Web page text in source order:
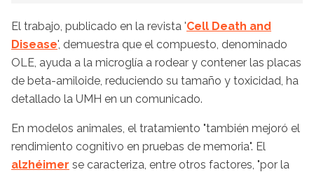
El trabajo, publicado en la revista 'Cell Death and
Disease', demuestra que el compuesto, denominado
OLE, ayuda a la microglía a rodear y contener las placas
de beta-amiloide, reduciendo su tamaño y toxicidad, ha
detallado la UMH en un comunicado.
En modelos animales, el tratamiento "también mejoró el
rendimiento cognitivo en pruebas de memoria". El
alzhéimer se caracteriza, entre otros factores, "por la